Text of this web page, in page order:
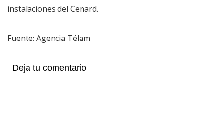
instalaciones del Cenard.
Fuente: Agencia Télam
Deja tu comentario